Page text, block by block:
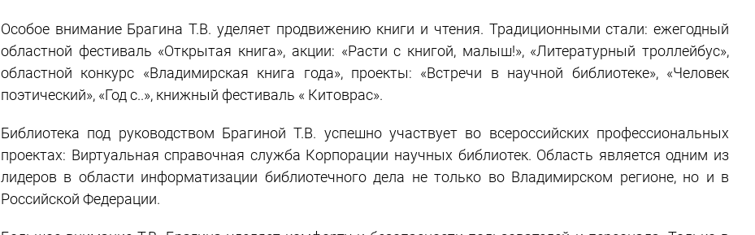
Особое внимание Брагина Т.В. уделяет продвижению книги и чтения. Традиционными стали: ежегодный
областной фестиваль «Открытая книга», акции: «Расти с книгой, малыш!», «Литературный троллейбус»,
областной конкурс «Владимирская книга года», проекты: «Встречи в научной библиотеке», «Человек
поэтический», «Год с..», книжный фестиваль « Китоврас».
Библиотека под руководством Брагиной Т.В. успешно участвует во всероссийских профессиональных
проектах: Виртуальная справочная служба Корпорации научных библиотек. Область является одним из
лидеров в области информатизации библиотечного дела не только во Владимирском регионе, но и в
Российской Федерации.